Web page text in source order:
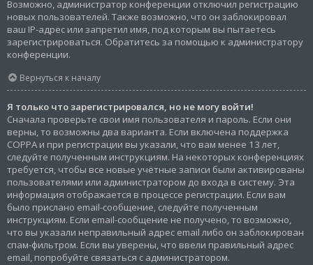
Возможно, администратор конференции отключил регистрацию
новых пользователей. Также возможно, что он заблокировал
ваш IP-адрес или запретил имя, под которым вы пытаетесь
зарегистрироваться. Обратитесь за помощью к администратору
конференции.
Вернуться к началу
Я только что зарегистрировался, но не могу войти!
Сначала проверьте свои имя пользователя и пароль. Если они
верны, то возможны два варианта. Если включена поддержка
COPPA и при регистрации вы указали, что вам менее 13 лет,
следуйте полученным инструкциям. На некоторых конференциях
требуется, чтобы все новые учётные записи были активированы
пользователями или администратором до входа в систему. Эта
информация отображается в процессе регистрации. Если вам
было прислано email-сообщение, следуйте полученным
инструкциям. Если email-сообщение не получено, то возможно,
что вы указали неправильный адрес email либо он заблокирован
спам-фильтром. Если вы уверены, что ввели правильный адрес
email, попробуйте связаться с администратором.